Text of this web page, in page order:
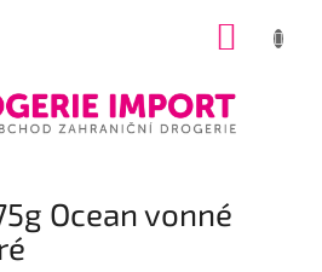
Ocean vonné